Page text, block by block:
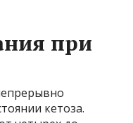
при
кетоза.